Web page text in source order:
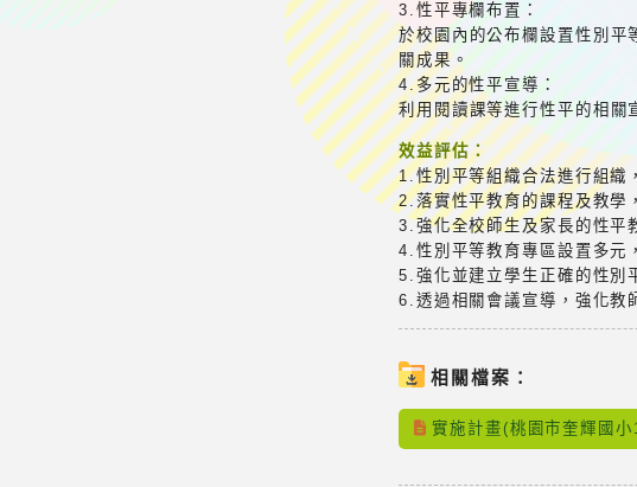
3.性平專欄布置：
於校園內的公布欄設置性別平
關成果。
4.多元的性平宣導：
利用閱讀課等進行性平的相關
效益評估：
1.性別平等組織合法進行組織
2.落實性平教育的課程及教學
3.強化全校師生及家長的性平
4.性別平等教育專區設置多元
5.強化並建立學生正確的性別
6.透過相關會議宣導，強化教
相關檔案：
實施計畫(桃園市奎輝國